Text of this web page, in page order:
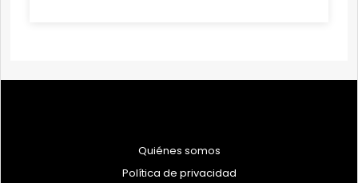
Quiénes somos
Política de privacidad